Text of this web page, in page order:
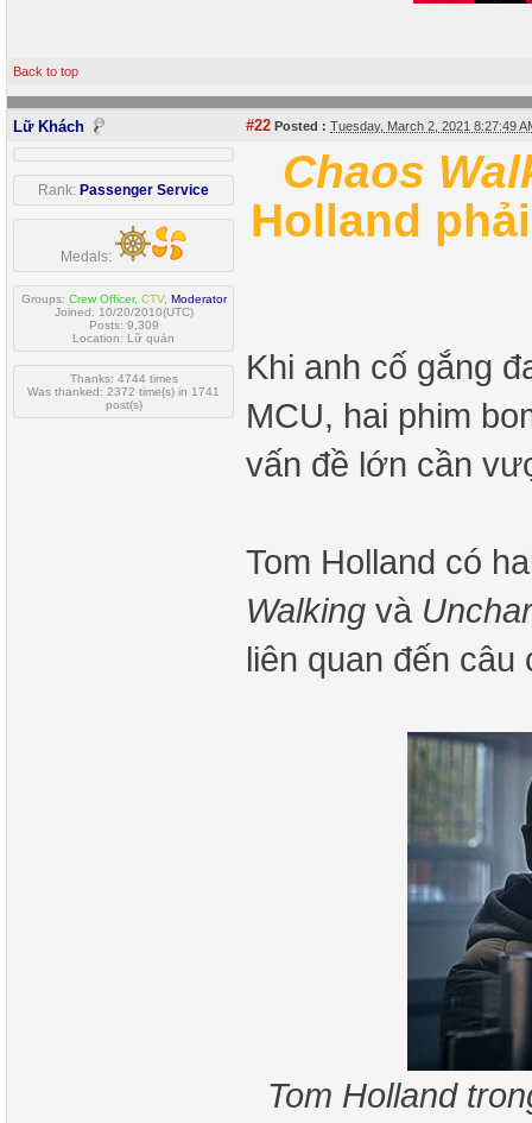
Back to top
Lữ Khách #22 Posted : Tuesday, March 2, 2021 8:27:49
Rank: Passenger Service
Medals:
Groups: Crew Officer, CTV, Moderator
Joined: 10/20/2010(UTC)
Posts: 9,309
Location: Lữ quán
Thanks: 4744 times
Was thanked: 2372 time(s) in 1741
post(s)
Chaos
Holland
Khi anh cố gắng
MCU, hai phim
vấn đề lớn cần
Tom Holland có
Walking và
liên quan đến
Tom Holland